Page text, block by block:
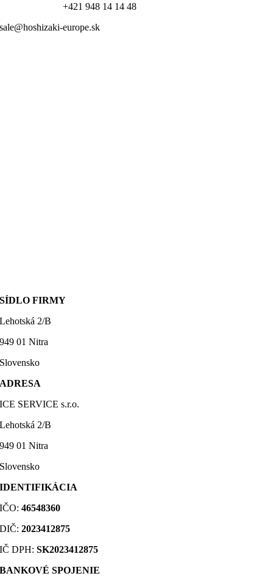
+421 948 14 14 48
sale@hoshizaki-europe.sk
SÍDLO FIRMY
Lehotská 2/B
949 01 Nitra
Slovensko
ADRESA
ICE SERVICE s.r.o.
Lehotská 2/B
949 01 Nitra
Slovensko
IDENTIFIKÁCIA
IČO:46548360
DIČ:2023412875
IČ DPH:SK2023412875
BANKOVÉ SPOJENIE